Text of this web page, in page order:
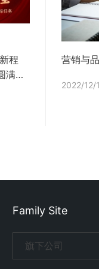
程
满完
营销与
2022/12/
Family Site
旗下公司